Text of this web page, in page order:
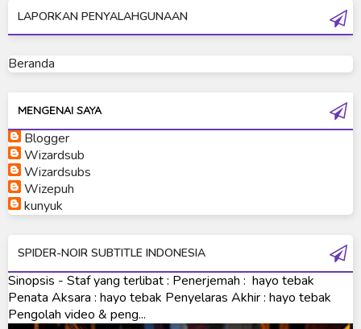
Ultraman Geed
Ultraman Mebius
Ultraman Neos
Ultraman Orb
Ultraman Orb Origin Saga
Ultraman Saga
Ultraman Taiga
Ultraman The Next
LAPORKAN PENYALAHGUNAAN
Beranda
MENGENAI SAYA
Blogger
Wizardsub
Wizardsubs
Wizepuh
kunyuk
SPIDER-NOIR SUBTITLE INDONESIA
Sinopsis - Staf yang terlibat : Penerjemah : hayo tebak
Penata Aksara : hayo tebak Penyelaras Akhir : hayo tebak
Pengolah video & peng...